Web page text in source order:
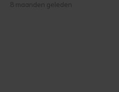
8 maanden geleden